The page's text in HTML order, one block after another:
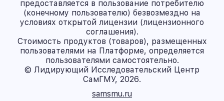
предоставляется в пользование потребителю
(конечному пользователю) безвозмездно на
условиях открытой лицензии (лицензионного
соглашения).
Стоимость продуктов (товаров), размещенных
пользователями на Платформе, определяется
пользователями самостоятельно.
© Лидирующий Исследовательский Центр
СамГМУ, 2026.
samsmu.ru